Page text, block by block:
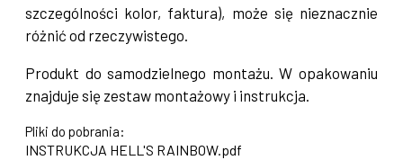
szczególności kolor, faktura), może się nieznacznie
różnić od rzeczywistego.
Produkt do samodzielnego montażu. W opakowaniu
znajduje się zestaw montażowy i instrukcja.
Pliki do pobrania:
INSTRUKCJA HELL'S RAINBOW.pdf